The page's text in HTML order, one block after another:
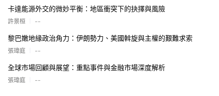
卡達能源外交的微妙平衡：地區衝突下的抉擇與風險
許景桓 --
黎巴嫩地緣政治角力：伊朗勢力、美國斡旋與主權的艱難求索
張瑋庭 --
全球市場回顧與展望：重點事件與金融市場深度解析
張瑋庭 --